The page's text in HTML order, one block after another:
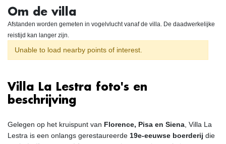
Om de villa
Afstanden worden gemeten in vogelvlucht vanaf de villa. De daadwerkelijke
reistijd kan langer zijn.
Unable to load nearby points of interest.
Villa La Lestra foto's en
beschrijving
Gelegen op het kruispunt van Florence, Pisa en Siena , Villa La
Lestra is een onlangs gerestaureerde 19e-eeuwse boerderij die